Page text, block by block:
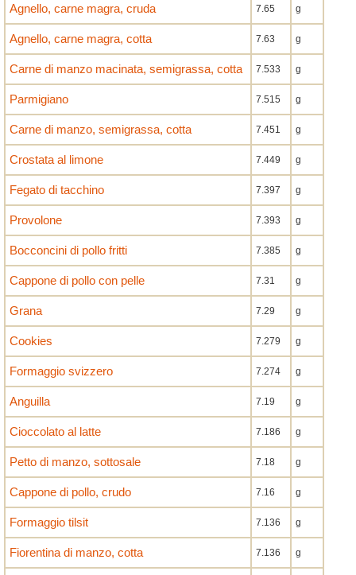
Agnello, carne magra, cruda 7.65 g
Agnello, carne magra, cotta 7.63 g
Carne di manzo macinata, semigrassa, cotta 7.533 g
Parmigiano 7.515 g
Carne di manzo, semigrassa, cotta 7.451 g
Crostata al limone 7.449 g
Fegato di tacchino 7.397 g
Provolone 7.393 g
Bocconcini di pollo fritti 7.385 g
Cappone di pollo con pelle 7.31 g
Grana 7.29 g
Cookies 7.279 g
Formaggio svizzero 7.274 g
Anguilla 7.19 g
Cioccolato al latte 7.186 g
Petto di manzo, sottosale 7.18 g
Cappone di pollo, crudo 7.16 g
Formaggio tilsit 7.136 g
Fiorentina di manzo, cotta 7.136 g